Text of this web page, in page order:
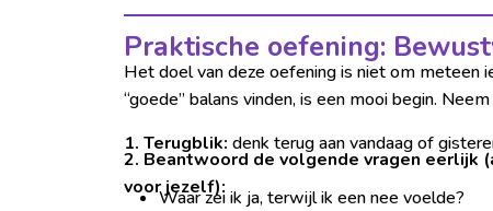
Praktische oefening:
Het doel van deze oefening is niet om meteen
“goede” balans vinden, is een mooi begin.
1. Terugblik: denk terug aan vandaag of
2. Beantwoord de volgende vragen eerlijk
voor jezelf):
Waar zei ik ja, terwijl ik een nee voelde?